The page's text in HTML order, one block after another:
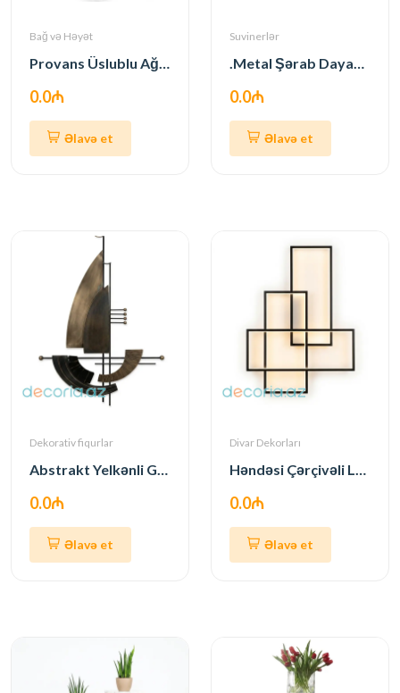
Bağ və Həyət
Provans Üslublu Ağ Metal Çiçəklik Arabası
0.0₼
Əlavə et
Suvinerlər
.Metal Şərab Dayanacağı
0.0₼
Əlavə et
Dekorativ fiqurlar
Abstrakt Yelkənli Gəmi — Metal Divar Heykəli
0.0₼
Əlavə et
Divar Dekorları
Həndəsi Çərçivəli LED Divar İşıqlandırması
0.0₼
Əlavə et